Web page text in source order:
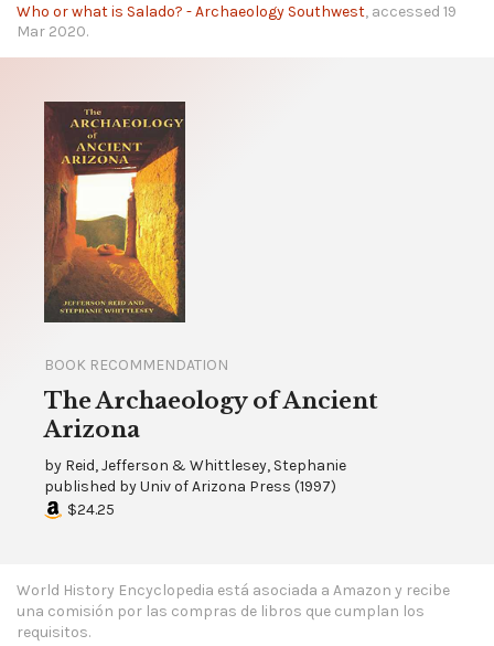
Who or what is Salado? - Archaeology Southwest, accessed 19
Mar 2020.
BOOK RECOMMENDATION
The Archaeology of Ancient
Arizona
by Reid, Jefferson & Whittlesey, Stephanie
published byUniv of Arizona Press (1997)
$24.25
World History Encyclopedia está asociada a Amazon y recibe
una comisión por las compras de libros que cumplan los
requisitos.